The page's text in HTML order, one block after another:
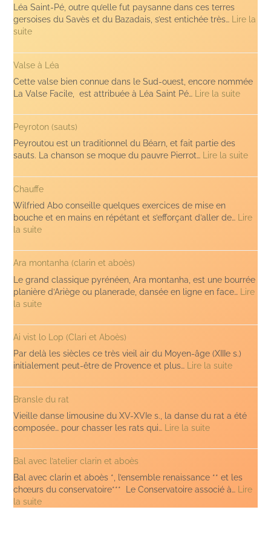
Léa Saint-Pé, outre qu’elle fut paysanne dans ces terres
gersoises du Savès et du Bazadais, s’est entichée très… Lire la
suite:
Saint-
Pé
Valse à Léa
Cette valse bien connue dans le Sud-ouest, encore nommée
La Valse Facile, est attribuée à Léa Saint Pé… Lire la suite:
à
Peyroton (sauts)
Peyroutou est un traditionnel du Béarn, et fait partie des
sauts. La chanson se moque du pauvre Pierrot… Lire la suite:
Chauffe
Wilfried Abo conseille quelques exercices de mise en
bouche et en mains en répétant et s’efforçant d’aller de… Lire
la suite:
Ara montanha (clarin et aboès)
Le grand classique pyrénéen, Ara montanha, est une bourrée
planière d’Ariège ou planerade, dansée en ligne en face… Lire
la suite:
montanha
(clarin
et
aboès)
Ai vist lo Lop (Clari et Aboès)
Par delà les siècles ce très vieil air du Moyen-âge (XIIIe s.)
initialement peut-être de Provence et plus… Lire la suite:
vist
Lop
Aboès)
Bransle du rat
Vieille danse limousine du XV-XVIe s., la danse du rat a été
composée… pour chasser les rats qui… Lire la suite:
du
Bal avec l’atelier clarin et aboès
Bal avec clarin et aboès *, l’ensemble renaissance ** et les
chœurs du conservatoire*** Le Conservatoire associé à… Lire
la suite: